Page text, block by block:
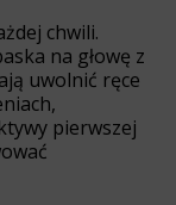
chwili.
na głowę z
uwolnić ręce
pierwszej